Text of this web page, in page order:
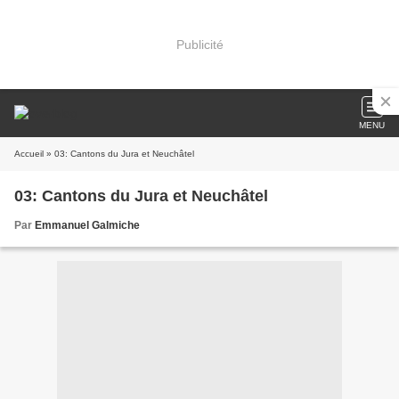
Publicité
MENU
Accueil » 03: Cantons du Jura et Neuchâtel
03: Cantons du Jura et Neuchâtel
Par Emmanuel Galmiche